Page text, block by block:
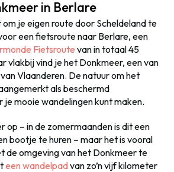
in Berlare
om je eigen route door Scheldeland te
een fietsroute naar Berlare, een
Fietsroute van in totaal 45
vlakbij vind je het Donkmeer, een van
Vlaanderen. De natuur om het
als beschermd
mooie wandelingen kunt maken.
op – in de zomermaanden is dit een
bootje te huren – maar het is vooral
de omgeving van het Donkmeer te
een wandelpadvan zo’n vijf kilometer